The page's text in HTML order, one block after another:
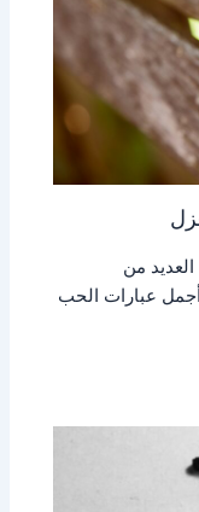
من
عبارات الحب